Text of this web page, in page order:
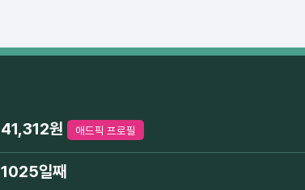
41,312원 애드픽 프로필
1025일째